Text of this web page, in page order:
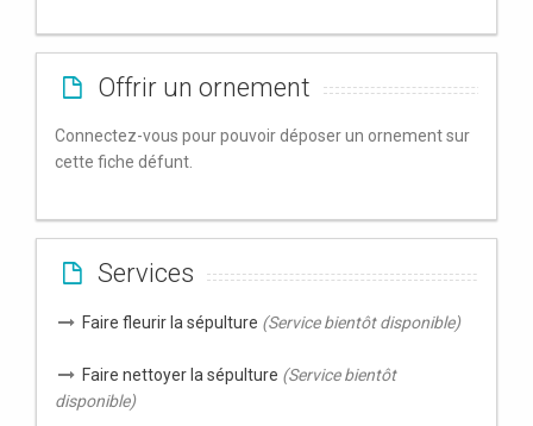
Offrir un ornement
Connectez-vous pour pouvoir déposer un ornement sur
cette fiche défunt.
Services
Faire fleurir la sépulture (Service bientôt disponible)
Faire nettoyer la sépulture (Service bientôt
disponible)